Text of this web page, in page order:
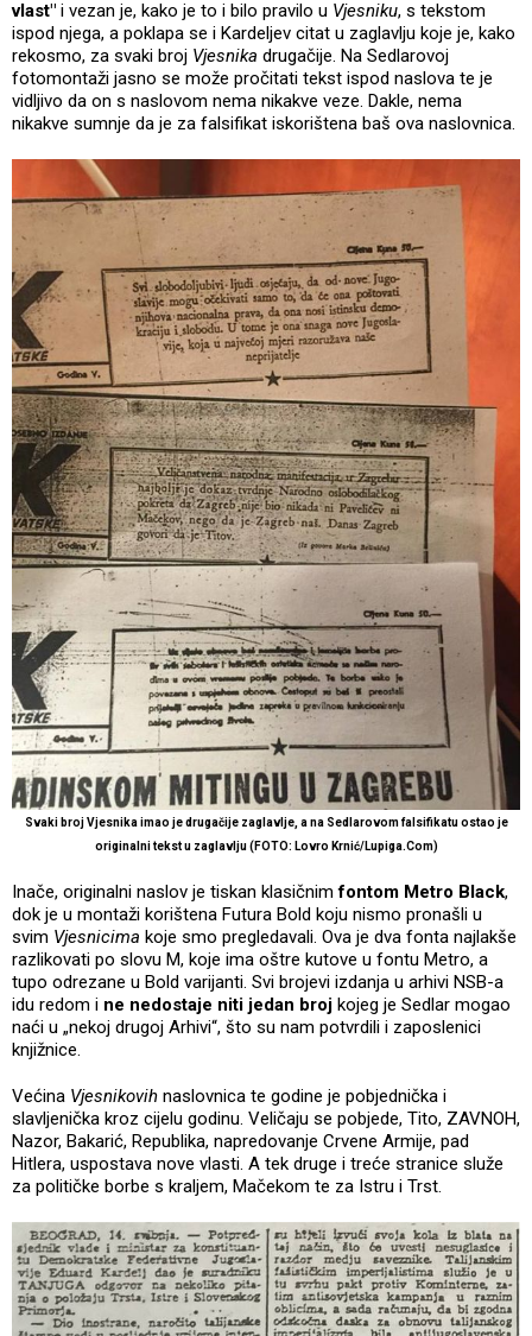
vlast" i vezan je, kako je to i bilo pravilo u Vjesniku, s tekstom
ispod njega, a poklapa se i Kardeljev citat u zaglavlju koje je, kako
rekosmo, za svaki broj Vjesnika drugačije. Na Sedlarovoj
fotomontaži jasno se može pročitati tekst ispod naslova te je
vidljivo da on s naslovom nema nikakve veze. Dakle, nema
nikakve sumnje da je za falsifikat iskorištena baš ova naslovnica.
Svaki broj Vjesnika imao je drugačije zaglavlje, a na Sedlarovom falsifikatu ostao je
originalni tekst u zaglavlju (FOTO: Lovro Krnić/Lupiga.Com)
Inače, originalni naslov je tiskan klasičnimfontom Metro Black,
dok je u montaži korištena Futura Bold koju nismo pronašli u
svim Vjesnicima koje smo pregledavali. Ova je dva fonta najlakše
razlikovati po slovu M, koje ima oštre kutove u fontu Metro, a
tupo odrezane u Bold varijanti. Svi brojevi izdanja u arhivi NSB-a
idu redom i ne nedostaje niti jedan broj kojeg je Sedlar mogao
naći u „nekoj drugoj Arhivi“, što su nam potvrdili i zaposlenici
knjižnice.
Većina Vjesnikovih naslovnica te godine je pobjednička i
slavljenička kroz cijelu godinu. Veličaju se pobjede, Tito, ZAVNOH,
Nazor, Bakarić, Republika, napredovanje Crvene Armije, pad
Hitlera, uspostava nove vlasti. A tek druge i treće stranice služe
za političke borbe s kraljem, Mačekom te za Istru i Trst.